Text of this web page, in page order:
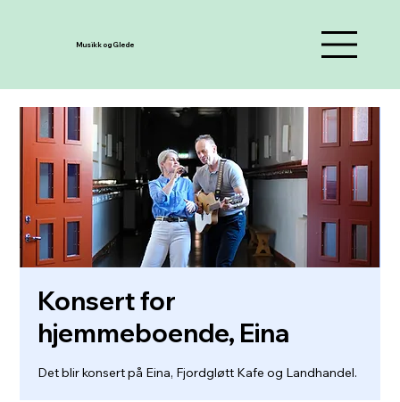
Musikk og Glede
Konsert for
hjemmeboende, Eina
Det blir konsert på Eina, Fjordgløtt Kafe og Landhandel.